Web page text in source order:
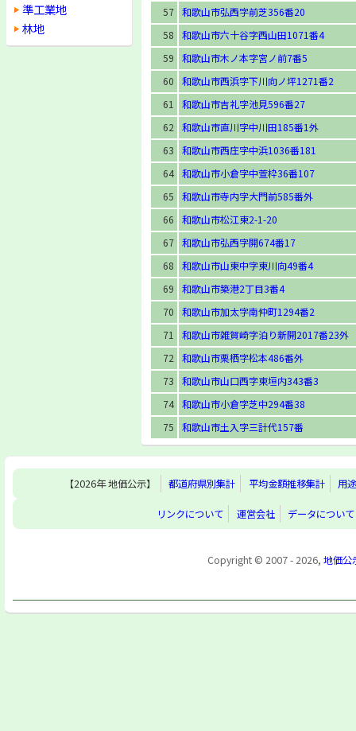
準工業地
林地
57 和歌山市弘西字前芝356番20
58
和歌山市六十谷字西山田1071番4
59
和歌山市木ノ本字宮ノ前7番5
60
和歌山市西浜字下川向ノ坪1271番2
61
和歌山市吉礼字池見596番27
62
和歌山市直川字中川田185番1外
63
和歌山市西庄字中浜1036番181
64 和歌山市小倉字中萱枠36番107
65
和歌山市寺内字大門前585番外
66
和歌山市松江東2-1-20
67 和歌山市弘西字開674番17
68
和歌山市山東中字東川向49番4
69
和歌山市築港2丁目3番4
70
和歌山市加太字南仲町1294番2
71
和歌山市雑賀崎字泊り新開2017番23外
72
和歌山市栗栖字松本486番外
73
和歌山市山口西字東垣内343番3
74 和歌山市小倉字芝中294番38
75
和歌山市土入字三計代157番
【2026年 地価公示】 都道府県別集計 平均金額推移集計 用
リンクについて 運営会社 データについて
Copyright © 2007 - 2026, 地価公